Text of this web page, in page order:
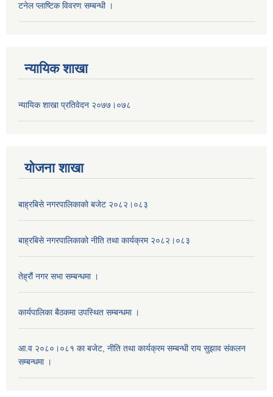
टनेल प्लाष्टिक विवरण सम्बन्धी ।
न्यायिक शाखा
न्यायिक शाखा प्रतिवेदन २०७७।०७८
याेजना शाखा
बाह्रबिसे नगरपालिकाको बजेट २०८२।०८३
बाह्रबिसे नगरपालिकाको नीति तथा कार्यक्रम २०८२।०८३
तेह्रौं नगर सभा सम्बन्धमा ।
कार्यपालिका बैठकमा उपस्थित सम्बन्धमा ।
आ.व २०८०।०८१ का बजेट, नीति तथा कार्यक्रम सम्बन्धी राय सुझाव संकलन
सम्बन्धमा ।